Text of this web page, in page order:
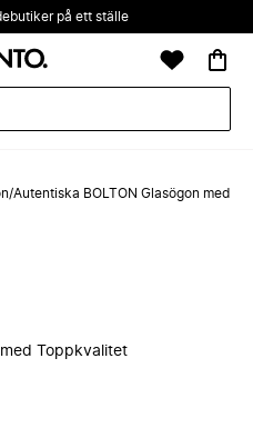
på ett ställe
/Autentiska BOLTON Glasögon med
Toppkvalitet